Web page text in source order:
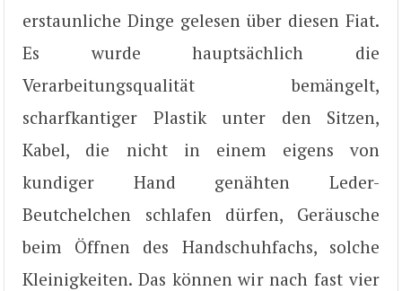
erstaunliche Dinge gelesen über diesen Fiat.
Es wurde hauptsächlich die
Verarbeitungsqualität bemängelt,
scharfkantiger Plastik unter den Sitzen,
Kabel, die nicht in einem eigens von
kundiger Hand genähten Leder-
Beutchelchen schlafen dürfen, Geräusche
beim Öffnen des Handschuhfachs, solche
Kleinigkeiten. Das können wir nach fast vier